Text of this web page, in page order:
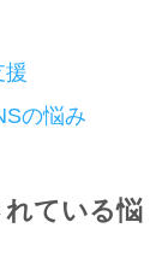
援
の悩み
ている悩